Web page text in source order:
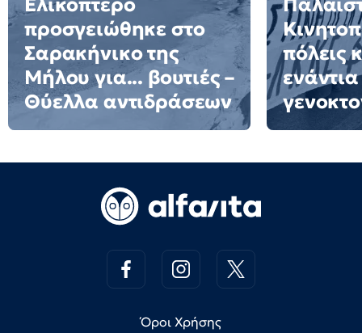
Ελικόπτερο
προσγειώθηκε στο
Σαρακήνικο της
Μήλου για... βουτιές –
Θύελλα αντιδράσεων
πόλεις
Όροι Χρήσης